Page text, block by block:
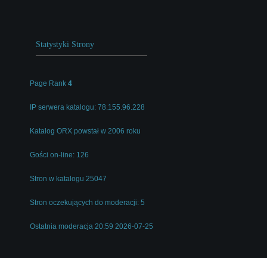
Statystyki Strony
Page Rank 4
IP serwera katalogu: 78.155.96.228
Katalog ORX powstał w 2006 roku
Gości on-line: 126
Stron w katalogu 25047
Stron oczekujących do moderacji: 5
Ostatnia moderacja 20:59 2026-07-25